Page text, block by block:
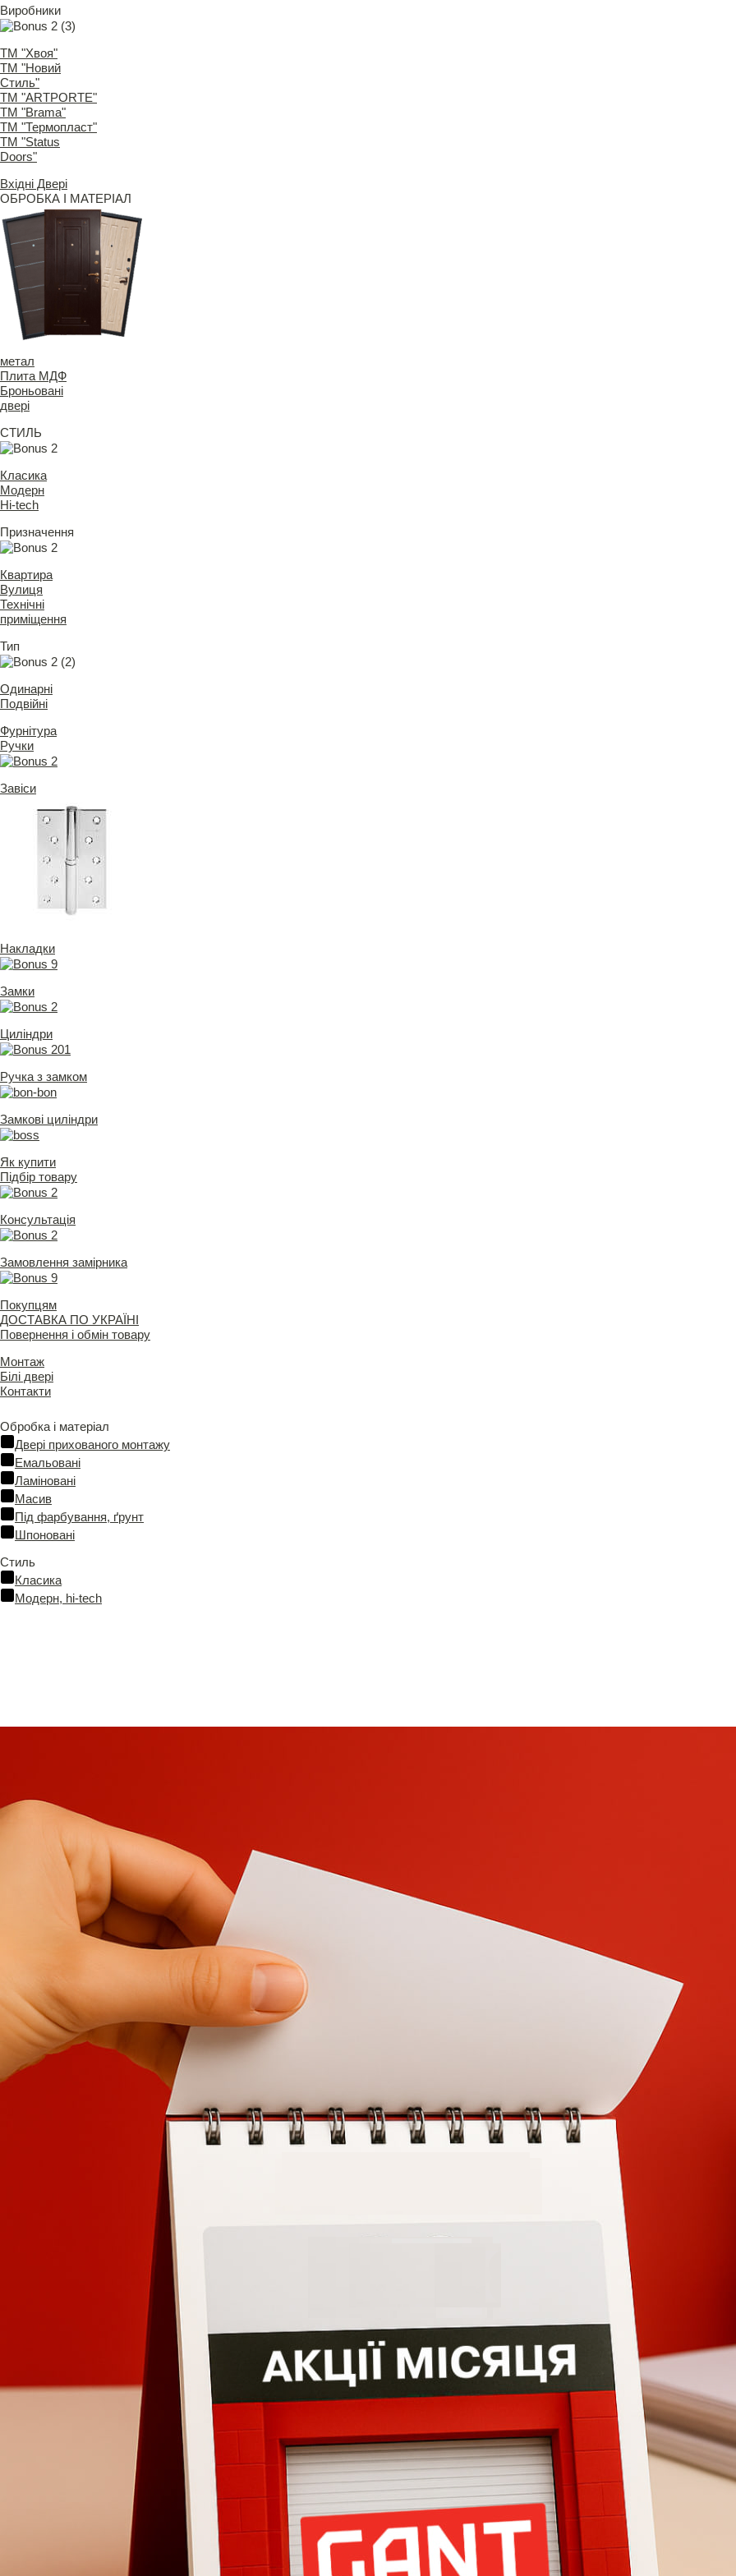
Виробники
ТМ "Хвоя"
ТМ "Новий
Стиль"
ТМ "ARTPORTE"
ТМ "Brama"
ТМ "Термопласт"
ТМ "Status
Doors"
Вхідні Двері
ОБРОБКА І МАТЕРІАЛ
метал
Плита МДФ
Броньовані
двері
СТИЛЬ
Класика
Модерн
Hi-tech
Призначення
Квартира
Вулиця
Технічні
приміщення
Тип
Одинарні
Подвійні
Фурнітура
Ручки
Завіси
Накладки
Замки
Циліндри
Ручка з замком
Замкові циліндри
Як купити
Підбір товару
Консультація
Замовлення замірника
Покупцям
ДОСТАВКА ПО УКРАЇНІ
Повернення і обмін товару
Монтаж
Білі двері
Контакти
Обробка і матеріал
Двері прихованого монтажу
Емальовані
Ламіновані
Масив
Під фарбування, ґрунт
Шпоновані
Стиль
Класика
Модерн, hi-tech